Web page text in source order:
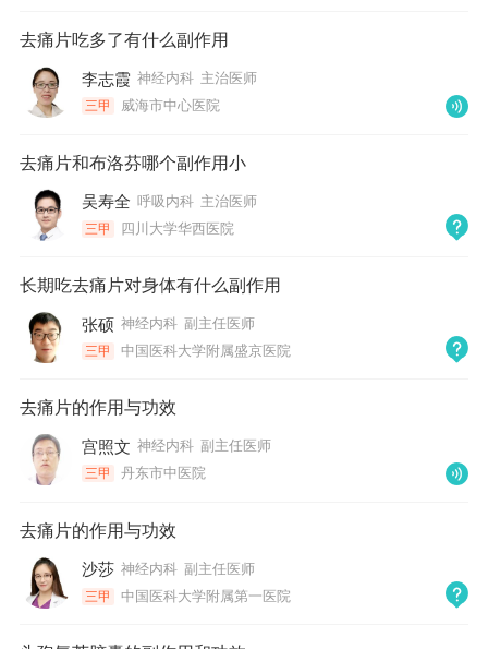
去痛片吃多了有什么副作用
李志霞 神经内科 主治医师
三甲 威海市中心医院
去痛片和布洛芬哪个副作用小
吴寿全 呼吸内科 主治医师
三甲 四川大学华西医院
长期吃去痛片对身体有什么副作用
张硕 神经内科 副主任医师
三甲 中国医科大学附属盛京医院
去痛片的作用与功效
宫照文 神经内科 副主任医师
三甲 丹东市中医院
去痛片的作用与功效
沙莎 神经内科 副主任医师
三甲 中国医科大学附属第一医院